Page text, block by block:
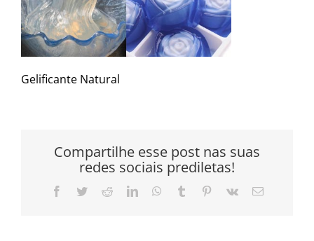
Gelificante Natural
Compartilhe esse post nas suas
redes sociais prediletas!
Facebook
TwitterRedditLinkedInWhatsApp
Tumblr Pinterest
Vk
E-